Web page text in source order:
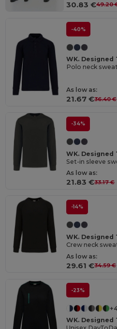
30.83 €49.20
-40%
WK. Designed
Polo neck
As low as:
21.67 €36.40 €
-34%
WK. Designed
Set-in sleeve
As low as:
21.83 €33.17 €
-14%
WK. Designed
Crew neck
As low as:
29.61 €34.59 €
-23%
WK. Designed